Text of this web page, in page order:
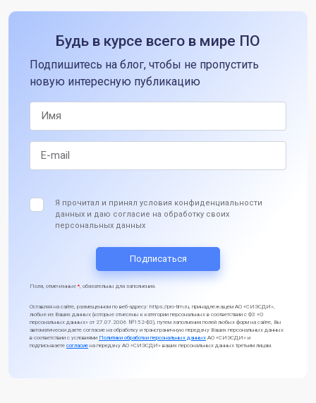
Будь в курсе всего в мире ПО
Подпишитесь на блог, чтобы не пропустить
новую интересную публикацию
Имя
E-mail
Я прочитал и принял условия конфиденциальности
данных и даю согласие на обработку своих
персональных данных
Поля, отмеченные * , обязательны для заполнения.
Оставляя на сайте, размещенном по веб-адресу: https://pro-tim.ru, принадлежащем АО «СИЭСДИ»,
любые из Ваших данных (которые отнесены к категории персональных в соответствии с ФЗ «О
персональных данных» от 27.07.2006 №152-ФЗ), путем заполнения полей любых форм на сайте, Вы
автоматически даете согласие на обработку и трансграничную передачу Ваших персональных данных
в соответствии с условиями Политики обработки персональных данных АО «СИЭСДИ» и
подписываете согласие на передачу АО «СИЭСДИ» ваших персональных данных третьим лицам.